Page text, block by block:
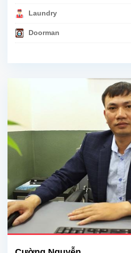
Laundry
Doorman